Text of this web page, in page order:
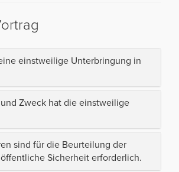
einstweilige Unterbringung in
Zweck hat die einstweilige
sind für die Beurteilung der
Sicherheit erforderlich.